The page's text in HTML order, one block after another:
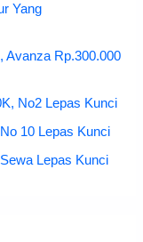
Yang
Avanza Rp.300.000
No2 Lepas Kunci
10 Lepas Kunci
Lepas Kunci